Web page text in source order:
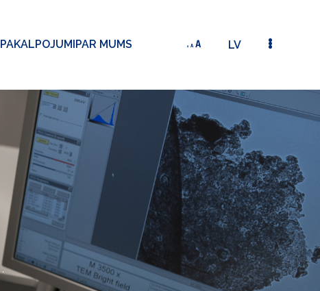
PAKALPOJUMIPAR MUMS LV
TERMISKI AKTIVĒTAS AIZTURĒTĀS FLUORESCENCES MATERIĀLI EFEKTĪVĀM ZILĀS GAISMAS OGID